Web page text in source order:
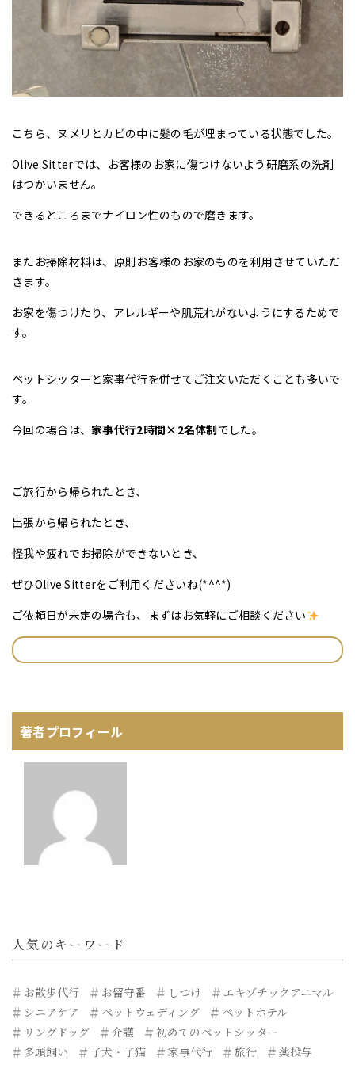
こちら、ヌメリとカビの中に髪の毛が埋まっている状態でした。
Olive Sitterでは、お客様のお家に傷つけないよう研磨系の洗剤
はつかいません。
できるところまでナイロン性のもので磨きます。
またお掃除材料は、原則お客様のお家のものを利用させていただ
きます。
お家を傷つけたり、アレルギーや肌荒れがないようにするためで
す。
ペットシッターと家事代行を併せてご注文いただくことも多いで
す。
今回の場合は、家事代行2時間×2名体制でした。
ご旅行から帰られたとき、
出張から帰られたとき、
怪我や疲れでお掃除ができないとき、
ぜひOlive Sitterをご利用くださいね(*^^*)
ご依頼日が未定の場合も、まずはお気軽にご相談ください
著者プロフィール
人気のキーワード
お散歩代行 お留守番 しつけ
エキゾチックアニマル
シニアケア
ペットウェディング
ペットホテル
リングドッグ
介護
初めてのペットシッター
多頭飼い
子犬・子猫 家事代行 旅行
薬投与